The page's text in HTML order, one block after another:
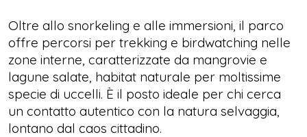
Oltre allo snorkeling e alle immersioni, il parco
offre percorsi per trekking e birdwatching nelle
zone interne, caratterizzate da mangrovie e
lagune salate, habitat naturale per moltissime
specie di uccelli. È il posto ideale per chi cerca
un contatto autentico con la natura selvaggia,
lontano dal caos cittadino.